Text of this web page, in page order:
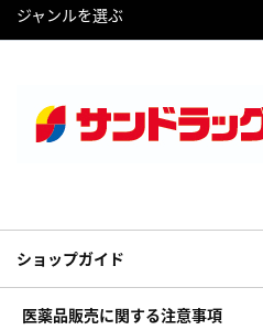
ジャンルを選ぶ
ショップガイド
医薬品販売に関する注意事項